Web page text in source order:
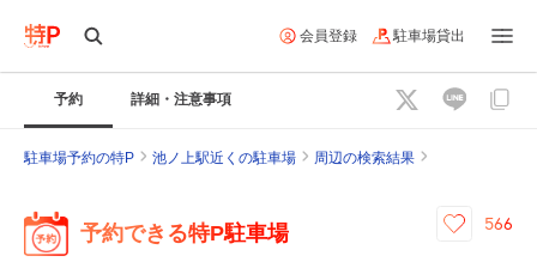
会員登録 駐車場貸出
予約 詳細・注意事項
駐車場予約の特P 池ノ上駅近くの駐車場 周辺の検索結果
予約できる特P駐車場 566